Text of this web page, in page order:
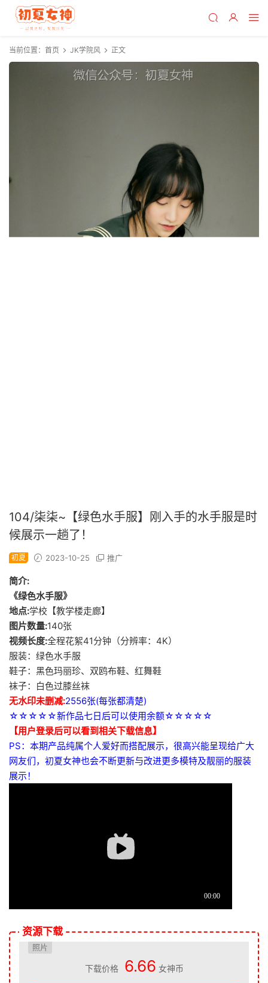
当前位置： 首页 JK学院风 正文
104/柒柒~【绿色水手服】刚入手的水手服是时
候展示一趟了！
初夏 2023-10-25 推广
简介:
《绿色水手服》
地点:学校【教学楼走廊】
图片数量:140张
视频长度:全程花絮41分钟（分辨率：4K）
服装：绿色水手服
鞋子：黑色玛丽珍、双鸥布鞋、红舞鞋
袜子：白色过膝丝袜
无水印未删减:2556张(每张都清楚)
☆☆☆☆☆新作品七日后可以使用余额☆☆☆☆☆
【用户登录后可以看到相关下载信息】
PS：本期产品纯属个人爱好而搭配展示，很高兴能呈现给广大
网友们，初夏女神也会不断更新与改进更多模特及靓丽的服装
展示！
资源下载
照片
下载价格 6.66 女神币